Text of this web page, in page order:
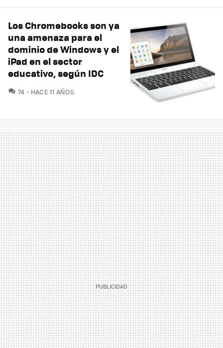
Los Chromebooks son ya
una amenaza para el
dominio de Windows y el
iPad en el sector
educativo, según IDC
74 COMENTARIOS
HACE 11 AÑOS